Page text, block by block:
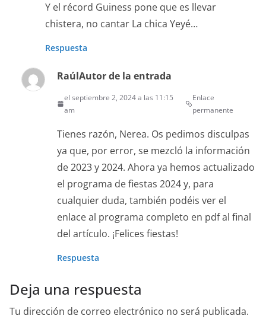
Y el récord Guiness pone que es llevar
chistera, no cantar La chica Yeyé…
Respuesta
RaúlAutor de la entrada
el septiembre 2, 2024 a las 11:15
am
Enlace
permanente
Tienes razón, Nerea. Os pedimos disculpas
ya que, por error, se mezcló la información
de 2023 y 2024. Ahora ya hemos actualizado
el programa de fiestas 2024 y, para
cualquier duda, también podéis ver el
enlace al programa completo en pdf al final
del artículo. ¡Felices fiestas!
Respuesta
Deja una respuesta
Tu dirección de correo electrónico no será publicada.